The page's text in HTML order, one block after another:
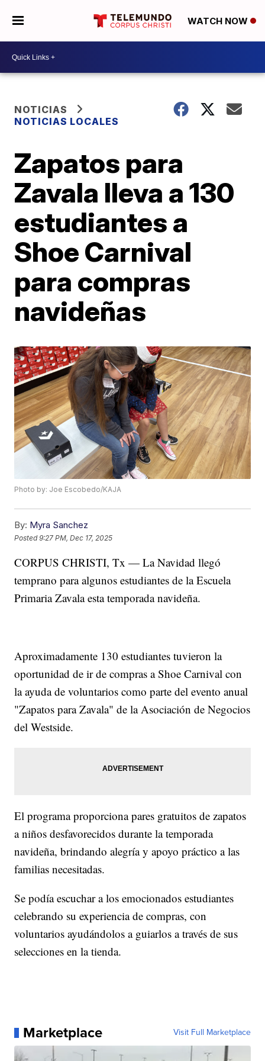
WATCH NOW
NOTICIAS
NOTICIAS LOCALES
Zapatos para
Zavala lleva a 130
estudiantes a
Shoe Carnival
para compras
navideñas
Photo by: Joe Escobedo/KAJA
By: Myra Sanchez
Posted9:27 PM, Dec 17, 2025
CORPUS CHRISTI, Tx — La Navidad llegó
temprano para algunos estudiantes de la Escuela
Primaria Zavala esta temporada navideña.
Aproximadamente 130 estudiantes tuvieron la
oportunidad de ir de compras a Shoe Carnival con
la ayuda de voluntarios como parte del evento anual
"Zapatos para Zavala" de la Asociación de Negocios
del Westside.
El programa proporciona pares gratuitos de zapatos
a niños desfavorecidos durante la temporada
navideña, brindando alegría y apoyo práctico a las
familias necesitadas.
Se podía escuchar a los emocionados estudiantes
celebrando su experiencia de compras, con
voluntarios ayudándolos a guiarlos a través de sus
selecciones en la tienda.
Marketplace Visit Full Marketplace